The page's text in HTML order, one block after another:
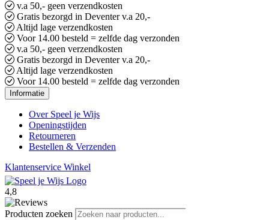
v.a 50,- geen verzendkosten
Gratis bezorgd in Deventer v.a 20,-
Altijd lage verzendkosten
Voor 14.00 besteld = zelfde dag verzonden
v.a 50,- geen verzendkosten
Gratis bezorgd in Deventer v.a 20,-
Altijd lage verzendkosten
Voor 14.00 besteld = zelfde dag verzonden
Informatie
Over Speel je Wijs
Openingstijden
Retourneren
Bestellen & Verzenden
Klantenservice Winkel
4,8
Producten zoeken